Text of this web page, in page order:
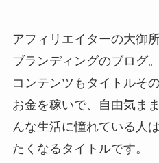
アフィリエイターの大御
ブランディングのブログ。
コンテンツもタイトルそ
お金を稼いで、自由気ま
んな生活に憧れている人
たくなるタイトルです。